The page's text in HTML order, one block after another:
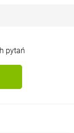
pytań